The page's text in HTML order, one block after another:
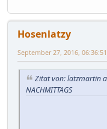
Hosenlatzy
September 27, 2016,
Zitat von: latzmartin
NACHMITTAGS